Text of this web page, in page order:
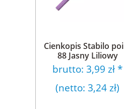
Cienkopis Stabilo
88 Jasny Liliowy
brutto:3,99 zł *
(netto:3,24 zł)